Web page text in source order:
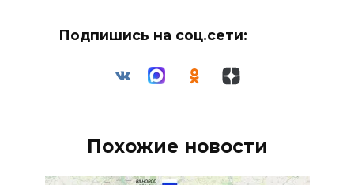
Подпишись на соц.сети:
Похожие новости